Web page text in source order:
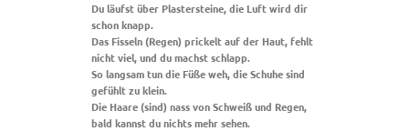
Du läufst über Plastersteine, die Luft wird dir
schon knapp.
Das Fisseln (Regen) prickelt auf der Haut, fehlt
nicht viel, und du machst schlapp.
So langsam tun die Füße weh, die Schuhe sind
gefühlt zu klein.
Die Haare (sind) nass von Schweiß und Regen,
bald kannst du nichts mehr sehen.